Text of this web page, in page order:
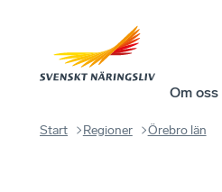
Om oss
Start Regioner Örebro län